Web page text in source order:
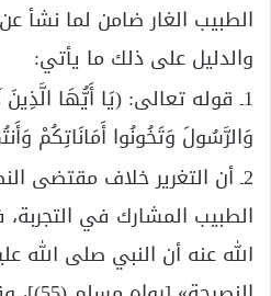
الطبيب الغار ضامن لما نشأ
والدليل على ذلك ما يأتي:
1ـ قوله تعالى: (يَا أَيُّهَا الَّذِينَ
وَالرَّسُولَ وَتَخُونُوا أَمَانَاتِكُمْ
2ـ أن التغرير خلاف مقتضى
الطبيب المشارك في
الله عنه أن النبي صلى الله